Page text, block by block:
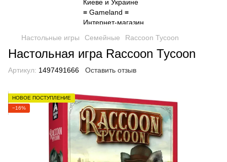
Настольные игры Семейные Raccoon Tycoon
Настольная игра Raccoon Tycoon
Артикул: 1497491666 Оставить отзыв
НОВОЕ ПОСТУПЛЕНИЕ
−16%